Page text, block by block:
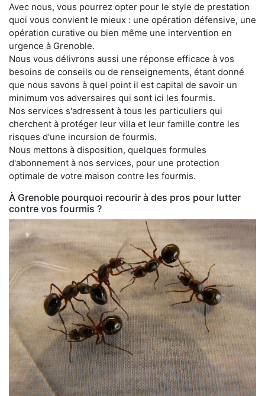
Avec nous, vous pourrez opter pour le style de prestation
quoi vous convient le mieux : une opération défensive, une
opération curative ou bien même une intervention en
urgence à Grenoble.
Nous vous délivrons aussi une réponse efficace à vos
besoins de conseils ou de renseignements, étant donné
que nous savons à quel point il est capital de savoir un
minimum vos adversaires qui sont ici les fourmis.
Nos services s'adressent à tous les particuliers qui
cherchent à protéger leur villa et leur famille contre les
risques d'une incursion de fourmis.
Nous mettons à disposition, quelques formules
d'abonnement à nos services, pour une protection
optimale de votre maison contre les fourmis.
À Grenoble pourquoi recourir à des pros pour lutter
contre vos fourmis ?